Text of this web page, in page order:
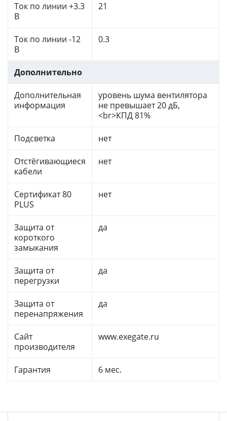
Ток по линии +3.3
В
21
Ток по линии -12
В
0.3
Дополнительно
Дополнительная
информация
уровень шума вентилятора
не превышает 20 дБ,
<br>КПД 81%
Подсветка нет
Отстёгивающиеся
кабели
нет
Сертификат 80
PLUS
нет
Защита от
короткого
замыкания
да
Защита от
перегрузки
да
Защита от
перенапряжения
да
Сайт
производителя
www.exegate.ru
Гарантия 6 мес.